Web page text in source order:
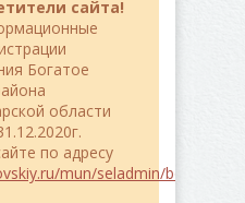
сайта!
Богатое
области
по адресу
mun/seladmin/bogatoe/